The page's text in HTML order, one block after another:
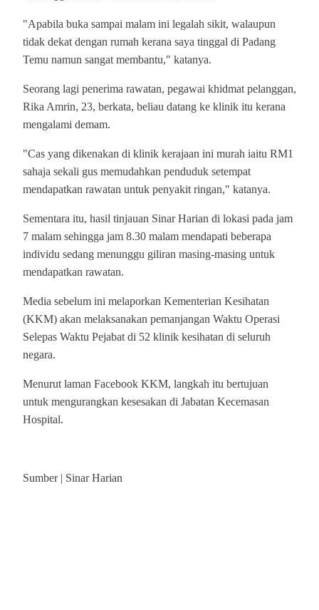
"Apabila buka sampai malam ini legalah sikit, walaupun
tidak dekat dengan rumah kerana saya tinggal di Padang
Temu namun sangat membantu," katanya.
Seorang lagi penerima rawatan, pegawai khidmat pelanggan,
Rika Amrin, 23, berkata, beliau datang ke klinik itu kerana
mengalami demam.
"Cas yang dikenakan di klinik kerajaan ini murah iaitu RM1
sahaja sekali gus memudahkan penduduk setempat
mendapatkan rawatan untuk penyakit ringan," katanya.
Sementara itu, hasil tinjauan Sinar Harian di lokasi pada jam
7 malam sehingga jam 8.30 malam mendapati beberapa
individu sedang menunggu giliran masing-masing untuk
mendapatkan rawatan.
Media sebelum ini melaporkan Kementerian Kesihatan
(KKM) akan melaksanakan pemanjangan Waktu Operasi
Selepas Waktu Pejabat di 52 klinik kesihatan di seluruh
negara.
Menurut laman Facebook KKM, langkah itu bertujuan
untuk mengurangkan kesesakan di Jabatan Kecemasan
Hospital.
Sumber | Sinar Harian